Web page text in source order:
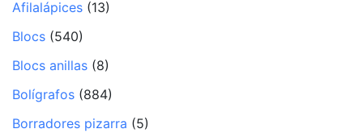
Afilalápices (13)
Blocs (540)
Blocs anillas (8)
Bolígrafos (884)
Borradores pizarra (5)